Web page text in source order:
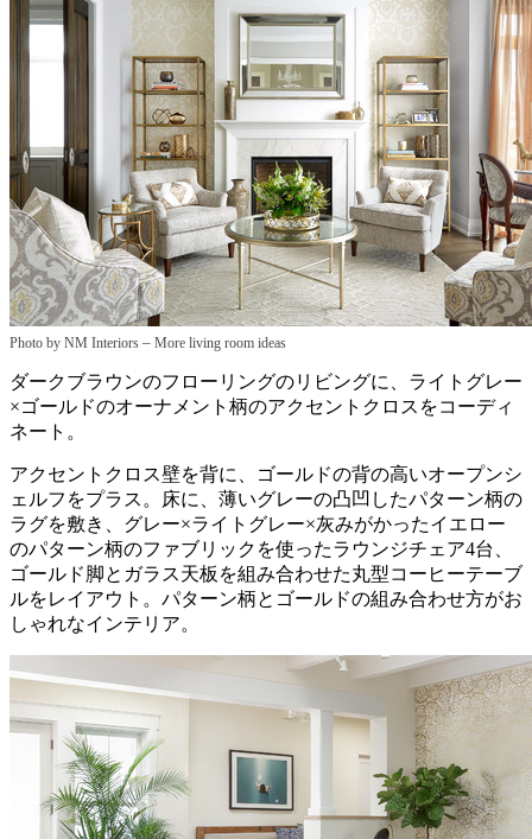
Photo by NM Interiors – More living room ideas
ダークブラウンのフローリングのリビングに、ライトグレー
×ゴールドのオーナメント柄のアクセントクロスをコーディ
ネート。
アクセントクロス壁を背に、ゴールドの背の高いオープンシ
ェルフをプラス。床に、薄いグレーの凸凹したパターン柄の
ラグを敷き、グレー×ライトグレー×灰みがかったイエロー
のパターン柄のファブリックを使ったラウンジチェア4台、
ゴールド脚とガラス天板を組み合わせた丸型コーヒーテーブ
ルをレイアウト。パターン柄とゴールドの組み合わせ方がお
しゃれなインテリア。